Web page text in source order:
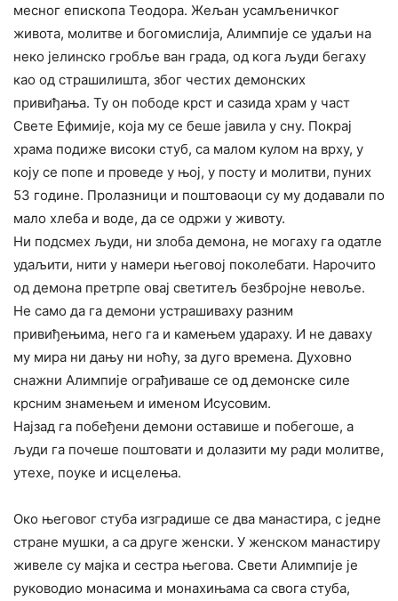
месног епископа Теодора. Жељан усамљеничког
живота, молитве и богомислија, Алимпије се удаљи на
неко јелинско гробље ван града, од кога људи бегаху
као од страшилишта, због честих демонских
привиђања. Ту он пободе крст и сазида храм у част
Свете Ефимије, која му се беше јавила у сну. Покрај
храма подиже високи стуб, са малом кулом на врху, у
коју се попе и проведе у њој, у посту и молитви, пуних
53 године. Пролазници и поштоваоци су му додавали по
мало хлеба и воде, да се одржи у животу.
Ни подсмех људи, ни злоба демона, не могаху га одатле
удаљити, нити у намери његовој поколебати. Нарочито
од демона претрпе овај светитељ безбројне невоље.
Не само да га демони устрашиваху разним
привиђењима, него га и камењем удараху. И не даваху
му мира ни дању ни ноћу, за дуго времена. Духовно
снажни Алимпије ограђиваше се од демонске силе
крсним знамењем и именом Исусовим.
Најзад га побеђени демони оставише и побегоше, а
људи га почеше поштовати и долазити му ради молитве,
утехе, поуке и исцелења.
Око његовог стуба изградише се два манастира, с једне
стране мушки, а са друге женски. У женском манастиру
живеле су мајка и сестра његова. Свети Алимпије је
руководио монасима и монахињама са свога стуба,